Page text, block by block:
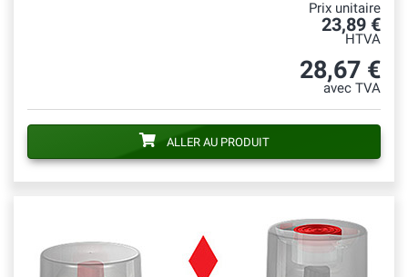
Prix unitaire
23,89 €
HTVA
28,67 €
avec TVA
ALLER AU PRODUIT